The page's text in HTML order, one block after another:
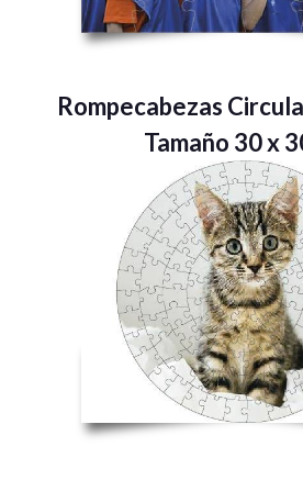
Rompecabezas
Tamaño 30 x